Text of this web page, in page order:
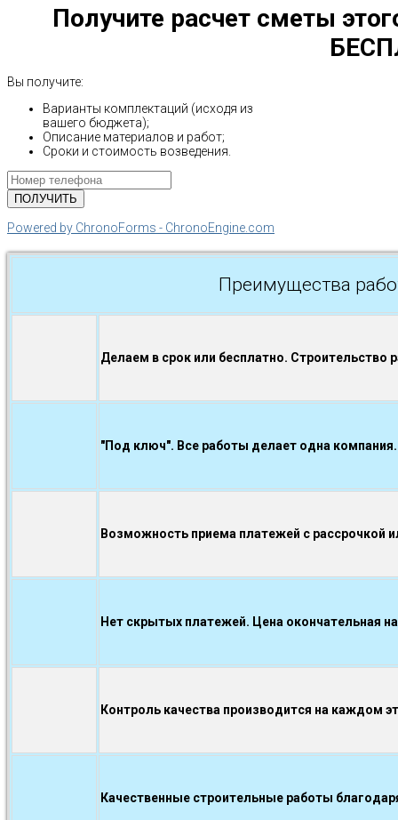
Получите расчет сметы
Вы получите:
Варианты комплектаций (исходя из
вашего бюджета);
Описание материалов и работ;
Сроки и стоимость возведения.
Powered by ChronoForms - ChronoEngine.com
Преимущества
Делаем в срок или бесплатно. Строительство
"Под ключ". Все работы делает одна компания.
Возможность приема платежей с рассрочкой
Нет скрытых платежей. Цена окончательная
Контроль качества производится на каждом
Качественные строительные работы